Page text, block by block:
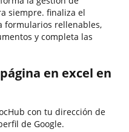
siempre. finaliza el
formularios rellenables,
y completa las
en excel en
con tu dirección de
de Google.